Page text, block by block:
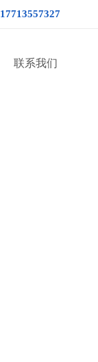
17713557327
联系我们